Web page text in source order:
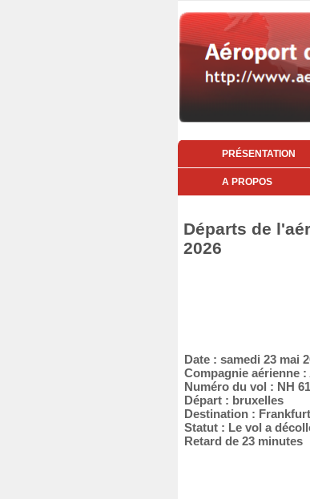
PRÉSENTATION
A PROPOS
Départs de
2026
Date : samedi 23 mai
Compagnie aérienne
Numéro du vol : NH
Départ : bruxelles
Destination : Frankfurt
Statut : Le vol a
Retard de 23 minutes